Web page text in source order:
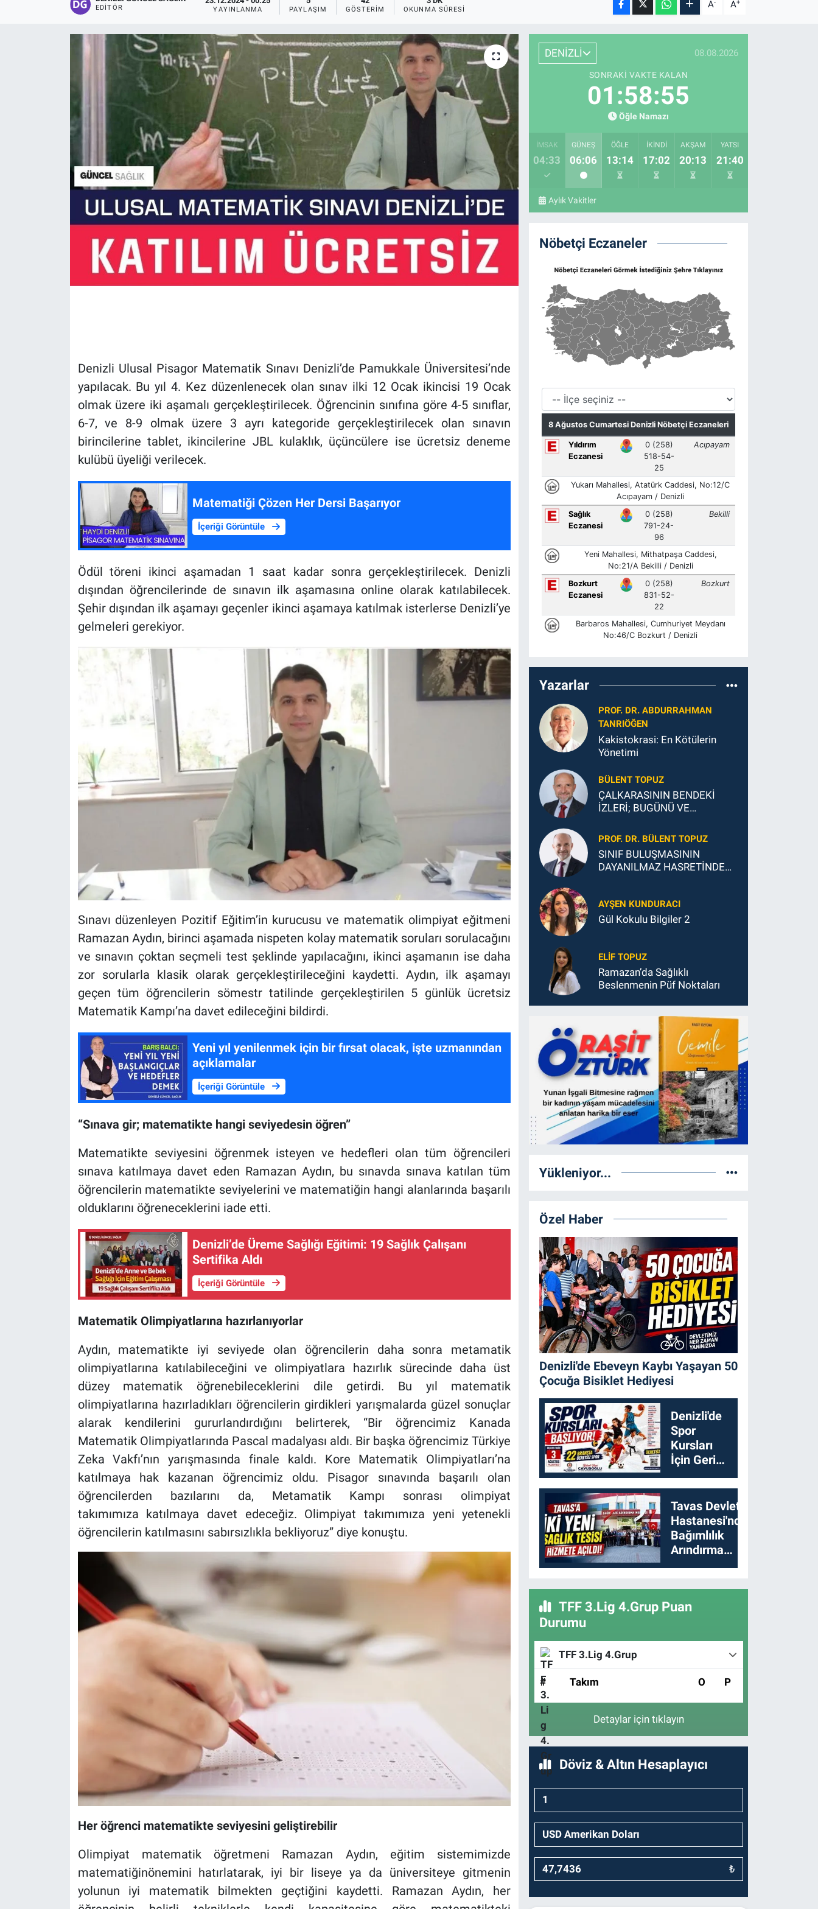
EDITÖR YAYINLANMA PAYLAŞIM GÖSTERIM OKUNMA SÜRESI A- A+
Denizli Ulusal Pisagor Matematik Sınavı Denizli’de Pamukkale Üniversitesi’nde
yapılacak. Bu yıl 4. Kez düzenlenecek olan sınav ilki 12 Ocak ikincisi 19 Ocak
olmak üzere iki aşamalı gerçekleştirilecek. Öğrencinin sınıfına göre 4-5 sınıflar,
6-7, ve 8-9 olmak üzere 3 ayrı kategoride gerçekleştirilecek olan sınavın
birincilerine tablet, ikincilerine JBL kulaklık, üçüncülere ise ücretsiz deneme
kulübü üyeliği verilecek.
Matematiği Çözen Her Dersi Başarıyor
İçeriği Görüntüle
Ödül töreni ikinci aşamadan 1 saat kadar sonra gerçekleştirilecek. Denizli
dışından öğrencilerinde de sınavın ilk aşamasına online olarak katılabilecek.
Şehir dışından ilk aşamayı geçenler ikinci aşamaya katılmak isterlerse Denizli’ye
gelmeleri gerekiyor.
Sınavı düzenleyen Pozitif Eğitim’in kurucusu ve matematik olimpiyat eğitmeni
Ramazan Aydın, birinci aşamada nispeten kolay matematik soruları sorulacağını
ve sınavın çoktan seçmeli test şeklinde yapılacağını, ikinci aşamanın ise daha
zor sorularla klasik olarak gerçekleştirileceğini kaydetti. Aydın, ilk aşamayı
geçen tüm öğrencilerin sömestr tatilinde gerçekleştirilen 5 günlük ücretsiz
Matematik Kampı’na davet edileceğini bildirdi.
Yeni yıl yenilenmek için bir fırsat olacak, işte uzmanından
açıklamalar
İçeriği Görüntüle
“Sınava gir; matematikte hangi seviyedesin öğren”
Matematikte seviyesini öğrenmek isteyen ve hedefleri olan tüm öğrencileri
sınava katılmaya davet eden Ramazan Aydın, bu sınavda sınava katılan tüm
öğrencilerin matematikte seviyelerini ve matematiğin hangi alanlarında başarılı
olduklarını öğreneceklerini iade etti.
Denizli’de Üreme Sağlığı Eğitimi: 19 Sağlık Çalışanı
Sertifika Aldı
İçeriği Görüntüle
Matematik Olimpiyatlarına hazırlanıyorlar
Aydın, matematikte iyi seviyede olan öğrencilerin daha sonra metamatik
olimpiyatlarına katılabileceğini ve olimpiyatlara hazırlık sürecinde daha üst
düzey matematik öğrenebileceklerini dile getirdi. Bu yıl matematik
olimpiyatlarına hazırladıkları öğrencilerin girdikleri yarışmalarda güzel sonuçlar
alarak kendilerini gururlandırdığını belirterek, “Bir öğrencimiz Kanada
Matematik Olimpiyatlarında Pascal madalyası aldı. Bir başka öğrencimiz Türkiye
Zeka Vakfı’nın yarışmasında finale kaldı. Kore Matematik Olimpiyatları’na
katılmaya hak kazanan öğrencimiz oldu. Pisagor sınavında başarılı olan
öğrencilerden bazılarını da, Metamatik Kampı sonrası olimpiyat
takımımıza katılmaya davet edeceğiz. Olimpiyat takımımıza yeni yetenekli
öğrencilerin katılmasını sabırsızlıkla bekliyoruz” diye konuştu.
Her öğrenci matematikte seviyesini geliştirebilir
Olimpiyat matematik öğretmeni Ramazan Aydın, eğitim sistemimizde
matematiğinönemini hatırlatarak, iyi bir liseye ya da üniversiteye gitmenin
yolunun iyi matematik bilmekten geçtiğini kaydetti. Ramazan Aydın, her
DENİZLİ 08.08.2026
SONRAKI VAKTE KALAN
01:58:53
Öğle Namazı
İMSAK
04:33
GÜNEŞ
06:06
ÖĞLE
13:14
İKINDI
17:02
AKŞAM
20:13
YATSI
21:40
Aylık Vakitler
Nöbetçi Eczaneler
Yazarlar
PROF. DR. ABDURRAHMAN
TANRIÖĞEN
Kakistokrasi: En Kötülerin
Yönetimi
BÜLENT TOPUZ
ÇALKARASININ BENDEKİ
İZLERİ; BUGÜNÜ VE
PROF. DR. BÜLENT TOPUZ
SINIF BULUŞMASININ
DAYANILMAZ HASRETİNDEN
AYŞEN KUNDURACI
Gül Kokulu Bilgiler 2
ELIF TOPUZ
Ramazan’da Sağlıklı
Beslenmenin Püf Noktaları
Yükleniyor...
Özel Haber
Denizli'de Ebeveyn Kaybı Yaşayan 50
Çocuğa Bisiklet Hediyesi
Denizli'de
Spor
Kursları
İçin Geri
Sayım
Başladı
Tavas Devlet
Hastanesi'nde
Bağımlılık
Arındırma
Merkezi
TFF 3.Lig 4.Grup Puan
Durumu
TFF 3.Lig 4.Grup
# Takım O P
Detaylar için tıklayın
Döviz & Altın Hesaplayıcı
₺